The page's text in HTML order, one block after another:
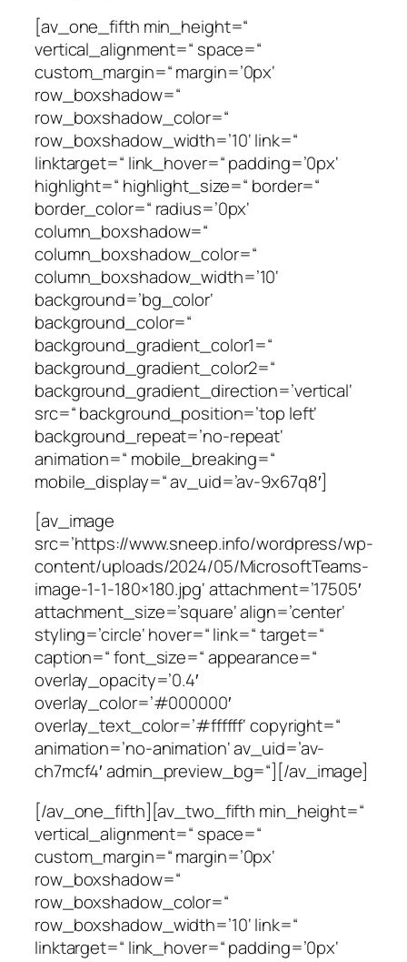
[av_one_fifth min_height=“
vertical_alignment=“ space=“
custom_margin=“ margin=’0px‘
row_boxshadow=“
row_boxshadow_color=“
row_boxshadow_width=’10‘ link=“
linktarget=“ link_hover=“ padding=’0px‘
highlight=“ highlight_size=“ border=“
border_color=“ radius=’0px‘
column_boxshadow=“
column_boxshadow_color=“
column_boxshadow_width=’10‘
background=’bg_color‘
background_color=“
background_gradient_color1=“
background_gradient_color2=“
background_gradient_direction=’vertical‘
src=“ background_position=’top left‘
background_repeat=’no-repeat‘
animation=“ mobile_breaking=“
mobile_display=“ av_uid=’av-9x67q8′]
[av_image
src=’https://www.sneep.info/wordpress/wp-
content/uploads/2024/05/MicrosoftTeams-
image-1-1-180×180.jpg‘ attachment=’17505′
attachment_size=’square‘ align=’center‘
styling=’circle‘ hover=“ link=“ target=“
caption=“ font_size=“ appearance=“
overlay_opacity=’0.4′
overlay_color=’#000000′
overlay_text_color=’#ffffff‘ copyright=“
animation=’no-animation‘ av_uid=’av-
ch7mcf4′ admin_preview_bg=“][/av_image]
[/av_one_fifth][av_two_fifth min_height=“
vertical_alignment=“ space=“
custom_margin=“ margin=’0px‘
row_boxshadow=“
row_boxshadow_color=“
row_boxshadow_width=’10‘ link=“
linktarget=“ link_hover=“ padding=’0px‘